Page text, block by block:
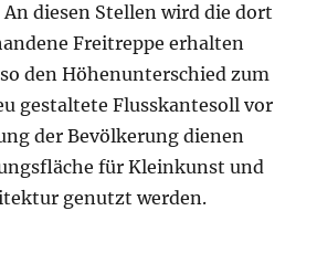
diesen Stellen wird die dort
Freitreppe erhalten
den Höhenunterschied zum
gestaltete Flusskantesoll vor
der Bevölkerung dienen
für Kleinkunst und
genutzt werden.